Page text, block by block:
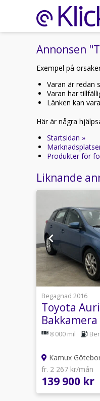
Annonsen
Exempel på
Varan är redan
Varan har
Länken kan
Här är några
Startsidan »
Produkter för
Liknande
Begagnad 2016
Toyota
8 000 mil
Kamux
fr. 2 267 kr/mån
139 900 kr